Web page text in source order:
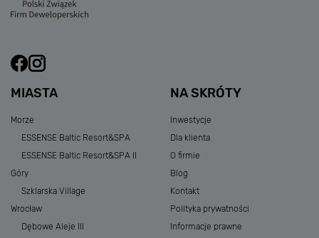
MIASTA
Morze
ESSENSE Baltic Resort&SPA
ESSENSE Baltic Resort&SPA II
Góry
Szklarska Village
Wrocław
Dębowe Aleje III
NA SKRÓTY
Inwestycje
Dla klienta
O firmie
Blog
Kontakt
Polityka prywatności
Informacje prawne